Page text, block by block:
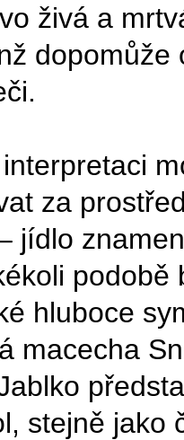
živá a
za
jídlo
hluboce
macecha
stejně jako